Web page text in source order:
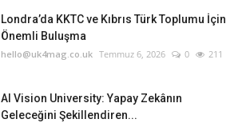
Londra’da KKTC ve Kıbrıs Türk Toplumu İçin
Önemli Buluşma
hello@uk4mag.co.uk Temmuz 6, 2026 0 211
AI Vision University: Yapay Zekânın
Geleceğini Şekillendiren...